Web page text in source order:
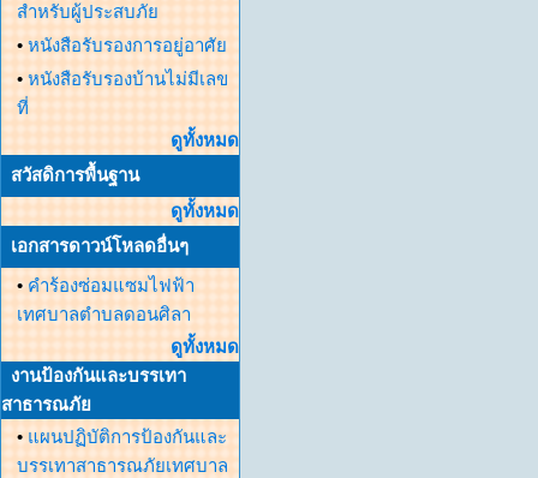
สำหรับผู้ประสบภัย
• หนังสือรับรองการอยู่อาศัย
• หนังสือรับรองบ้านไม่มีเลข
ที่
ดูทั้งหมด
สวัสดิการพื้นฐาน
ดูทั้งหมด
เอกสารดาวน์โหลดอื่นๆ
• คำร้องซ่อมแซมไฟฟ้า
เทศบาลตำบลดอนศิลา
ดูทั้งหมด
งานป้องกันและบรรเทา
สาธารณภัย
• แผนปฏิบัติการป้องกันและ
บรรเทาสาธารณภัยเทศบาล